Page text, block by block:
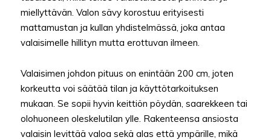
miellyttävän. Valon sävy korostuu erityisesti
mattamustan ja kullan yhdistelmässä, joka antaa
valaisimelle hillityn mutta erottuvan ilmeen.
Valaisimen johdon pituus on enintään 200 cm, joten
korkeutta voi säätää tilan ja käyttötarkoituksen
mukaan. Se sopii hyvin keittiön pöydän, saarekkeen tai
olohuoneen oleskelutilan ylle. Rakenteensa ansiosta
valaisin levittää valoa sekä alas että ympärille, mikä